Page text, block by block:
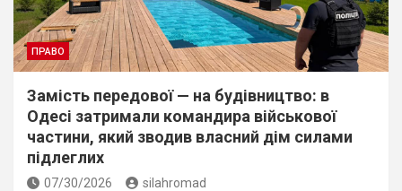
ПРАВО
Замість передової — на будівництво: в
Одесі затримали командира військової
частини, який зводив власний дім силами
підлеглих
07/30/2026 silahromad